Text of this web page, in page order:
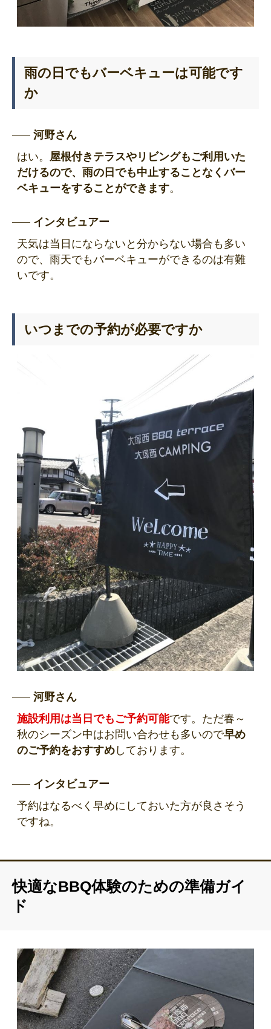
雨の日でもバーベキューは可能です
か
河野さん
はい。 屋根付きテラスやリビングもご利用いた
だけるので、雨の日でも中止することなくバー
ベキューをすることができます。
インタビュアー
天気は当日にならないと分からない場合も多い
ので、雨天でもバーベキューができるのは有難
いです。
いつまでの予約が必要ですか
河野さん
施設利用は当日でもご予約可能です。ただ春～
秋のシーズン中はお問い合わせも多いので早め
のご予約をおすすめ しております。
インタビュアー
予約はなるべく早めにしておいた方が良さそう
ですね。
快適なBBQ体験のための準備ガイ
ド